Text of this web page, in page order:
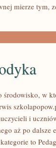
mierze tym,
środowisko, w
i
aż po dalsze
to